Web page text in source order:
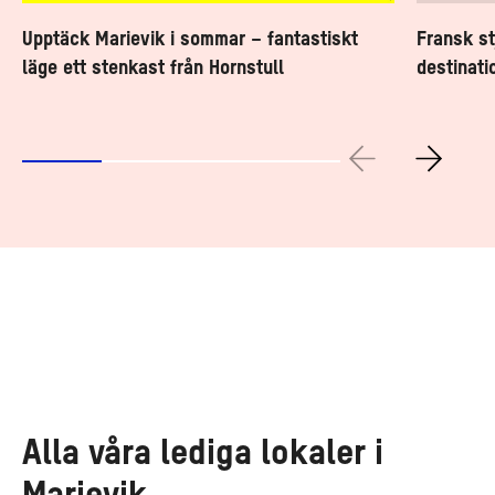
Upptäck Marievik i sommar – fantastiskt
läge ett stenkast från Hornstull
Fransk
Alla våra lediga lokaler i